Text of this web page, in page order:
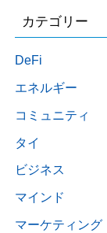
カテゴリー
DeFi
エネルギー
コミュニティ
タイ
ビジネス
マインド
マーケティング